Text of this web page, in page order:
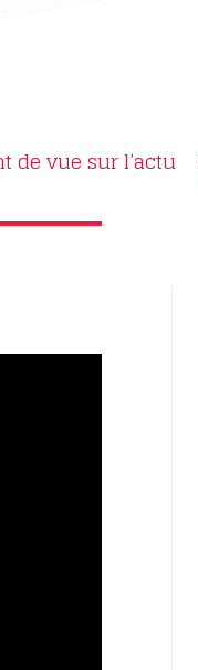
de vue sur l’actu